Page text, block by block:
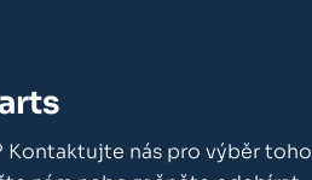
nás pro výběr toho